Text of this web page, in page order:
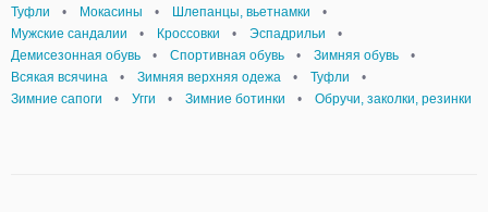
Туфли
• Мокасины • Шлепанцы, вьетнамки
•
Мужские сандалии
• Кроссовки • Эспадрильи
•
Демисезонная обувь
• Спортивная обувь • Зимняя обувь
•
Всякая всячина
• Зимняя верхняя одежа • Туфли
•
Зимние сапоги
• Угги • Зимние ботинки • Обручи, заколки, резинки